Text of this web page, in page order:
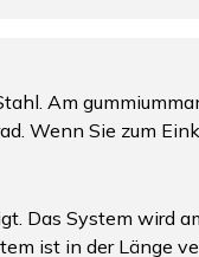
Am
Wenn Sie zum
Das System wird
ist in der Länge